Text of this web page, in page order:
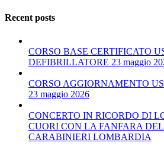
Recent posts
CORSO BASE CERTIFICATO
DEFIBRILLATORE 23 maggio
CORSO AGGIORNAMENTO
23 maggio 2026
CONCERTO IN RICORDO DI
CUORI CON LA FANFARA
CARABINIERI LOMBARDIA